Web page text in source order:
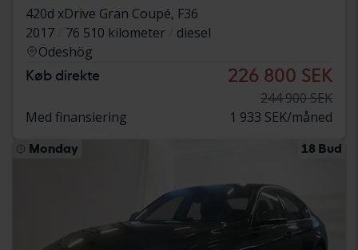
420d xDrive Gran Coupé, F36
2017
76 510 kilometer
diesel
Ödeshög
Køb direkte 226 800 SEK
244 900 SEK
Med finansiering
1 933 SEK/måned
Monday 18 Bud